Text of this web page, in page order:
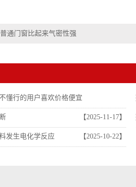
通门窗比起来气密性强
懂行的用户喜欢价格便宜
【2025-11-17】
【2025-11-17】
发生电化学反应 【2025-10-22】